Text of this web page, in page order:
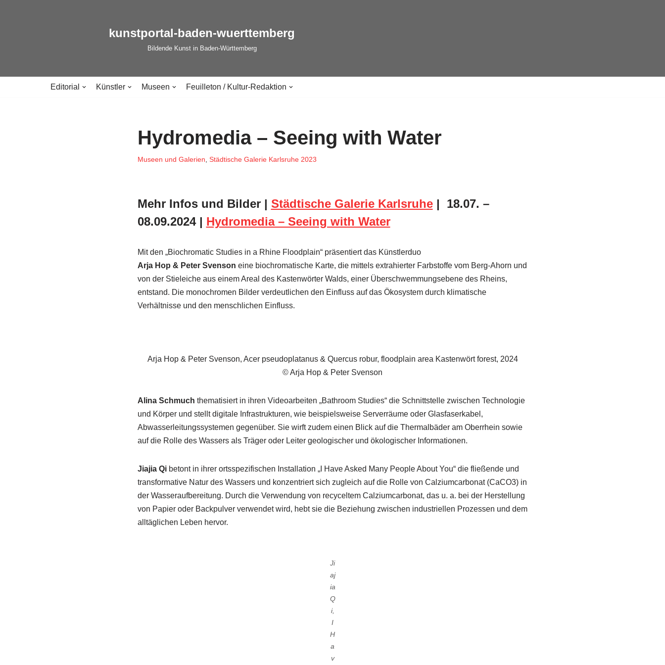
kunstportal-baden-wuerttemberg
Bildende Kunst in Baden-Württemberg
Editorial Künstler Museen Feuilleton / Kultur-Redaktion
Hydromedia – Seeing with Water
Museen und Galerien Städtische Galerie Karlsruhe 2023
Mehr Infos und Bilder | Städtische Galerie Karlsruhe| 18.07. –
08.09.2024 | Hydromedia – Seeing with Water
Mit den „Biochromatic Studies in a Rhine Floodplain“ präsentiert das Künstlerduo
Arja Hop & Peter Svenson eine biochromatische Karte, die mittels extrahierter Farbstoffe vom Berg-Ahorn und
von der Stieleiche aus einem Areal des Kastenwörter Walds, einer Überschwemmungsebene des Rheins,
entstand. Die monochromen Bilder verdeutlichen den Einfluss auf das Ökosystem durch klimatische
Verhältnisse und den menschlichen Einfluss.
Arja Hop & Peter Svenson, Acer pseudoplatanus & Quercus robur, floodplain area Kastenwört forest, 2024
© Arja Hop & Peter Svenson
Alina Schmuch thematisiert in ihren Videoarbeiten „Bathroom Studies“ die Schnittstelle zwischen Technologie
und Körper und stellt digitale Infrastrukturen, wie beispielsweise Serverräume oder Glasfaserkabel,
Abwasserleitungssystemen gegenüber. Sie wirft zudem einen Blick auf die Thermalbäder am Oberrhein sowie
auf die Rolle des Wassers als Träger oder Leiter geologischer und ökologischer Informationen.
Jiajia Qi betont in ihrer ortsspezifischen Installation „I Have Asked Many People About You“ die fließende und
transformative Natur des Wassers und konzentriert sich zugleich auf die Rolle von Calziumcarbonat (CaCO3) in
der Wasseraufbereitung. Durch die Verwendung von recyceltem Calziumcarbonat, das u. a. bei der Herstellung
von Papier oder Backpulver verwendet wird, hebt sie die Beziehung zwischen industriellen Prozessen und dem
alltäglichen Leben hervor.
Ji
aj
ia
Q
i,
I
H
a
v